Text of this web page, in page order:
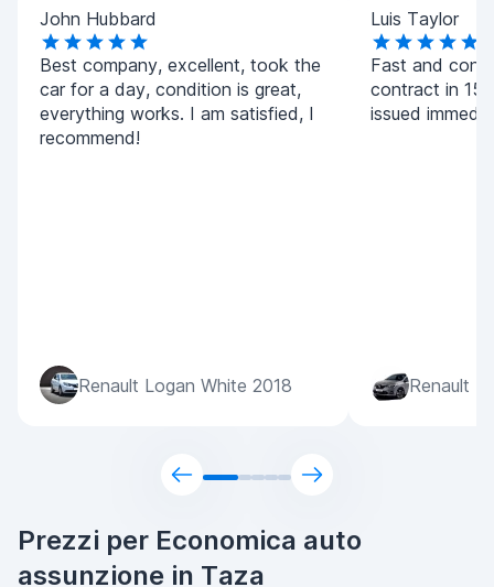
John Hubbard
Best company, excellent, took the
car for a day, condition is great,
everything works. I am satisfied, I
recommend!
Renault Logan White 2018
Luis Taylor
Fast and
contract in 15
issued
Renault
Prezzi per Economica auto
assunzione in Taza